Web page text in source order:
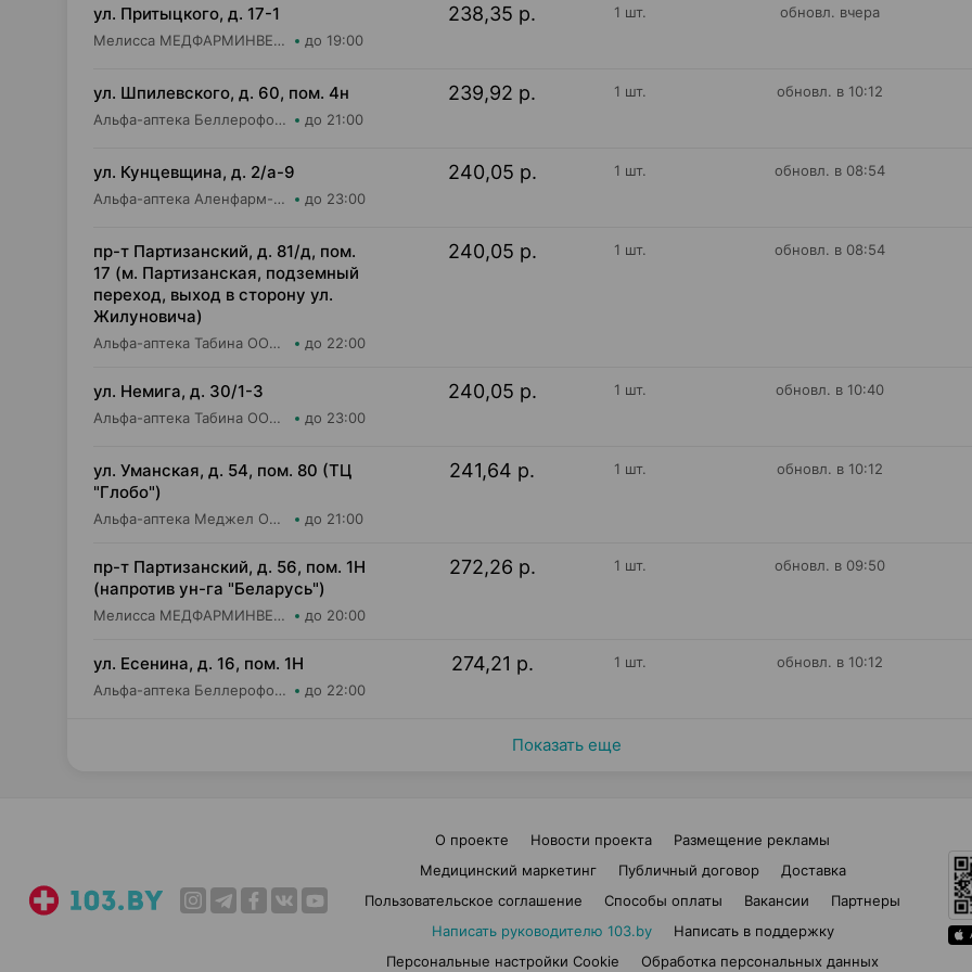
ул. Притыцкого, д. 17-1
Мелисса МЕДФАРМИНВЕСТ УП Аптека №16 до 19:00
238,35 р. 1 шт. обновл. вчера
ул. Шпилевского, д. 60, пом. 4н
Альфа-аптека Беллерофон ООО Аптека №1 до 21:00
239,92 р. 1 шт. обновл. в 10:12
ул. Кунцевщина, д. 2/а-9
Альфа-аптека Аленфарм-Плюс ОДО Аптека №7 до 23:00
240,05 р. 1 шт. обновл. в 08:54
пр-т Партизанский, д. 81/д, пом.
17 (м. Партизанская, подземный
переход, выход в сторону ул.
Жилуновича)
Альфа-аптека Табина ООО Аптека №23 до 22:00
240,05 р. 1 шт. обновл. в 08:54
ул. Немига, д. 30/1-3
Альфа-аптека Табина ООО Аптека №2 до 23:00
240,05 р. 1 шт. обновл. в 10:40
ул. Уманская, д. 54, пом. 80 (ТЦ
"Глобо")
Альфа-аптека Меджел ОДО Аптека №16 до 21:00
241,64 р. 1 шт. обновл. в 10:12
пр-т Партизанский, д. 56, пом. 1Н
(напротив ун-га "Беларусь")
Мелисса МЕДФАРМИНВЕСТ УП Аптека №3 до 20:00
272,26 р. 1 шт. обновл. в 09:50
ул. Есенина, д. 16, пом. 1Н
Альфа-аптека Беллерофон ООО Аптека №3 до 22:00
274,21 р. 1 шт. обновл. в 10:12
Показать еще
О проекте Новости проекта
Размещение рекламы
Медицинский маркетинг
Публичный договор
Доставка
Пользовательское соглашение
Способы оплаты Вакансии
Партнеры
Написать руководителю 103.by
Написать в поддержку
Персональные настройки Cookie
Обработка персональных данных